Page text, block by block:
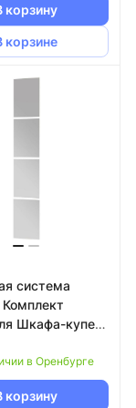
корзину
корзине
система
Шкафа-купе
в Оренбурге
корзину